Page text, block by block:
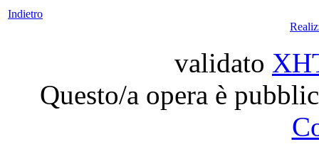
Indietro
validato
Questo/a opera è